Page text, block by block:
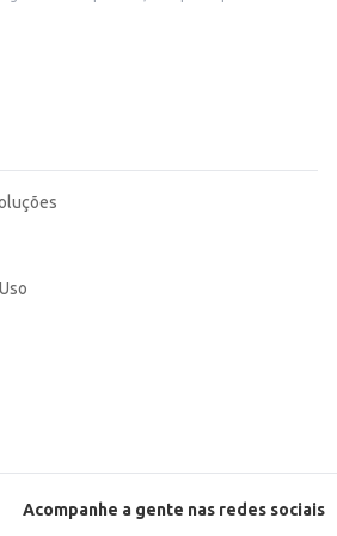
praticidade e qualidade em uma
Acompanhe a gente nas redes sociais